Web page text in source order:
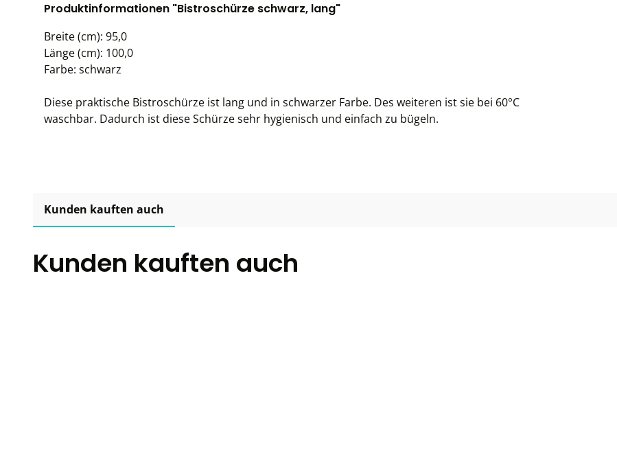
Produktinformationen "Bistroschürze schwarz, lang"
Breite (cm): 95,0
Länge (cm): 100,0
Farbe: schwarz
Diese praktische Bistroschürze ist lang und in schwarzer Farbe. Des weiteren ist sie bei 60°C
waschbar. Dadurch ist diese Schürze sehr hygienisch und einfach zu bügeln.
Kunden kauften auch
Kunden kauften auch